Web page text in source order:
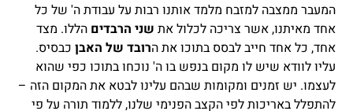
המעבר ממצבה למזבח מלמד אותנו רבות על עבודת ה' של כל
אחד מאיתנו, אשר צריכה לכלול את שני הרבדים הללו. מצד
אחד, כל אחד חייב לבסס בתוכו את הרובד של האבן כבסיס.
עליו לוודא שיש לו מקום בנפש בו ה' נוכחו בתוכו כפי שהוא
לעצמו. יש זמנים ומקומות שבהם עלינו לבטא את המקום הזה –
להתפלל באריכות לפי הקצב הפנימי שלנו, ללמוד תורה על פי